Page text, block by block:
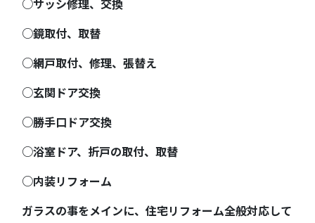
○鏡取付、取替
○網戸取付、修理、張替え
○玄関ドア交換
○勝手口ドア交換
○浴室ドア、折戸の取付、取替
○内装リフォーム
ガラスの事をメインに、住宅リフォーム全般対応して